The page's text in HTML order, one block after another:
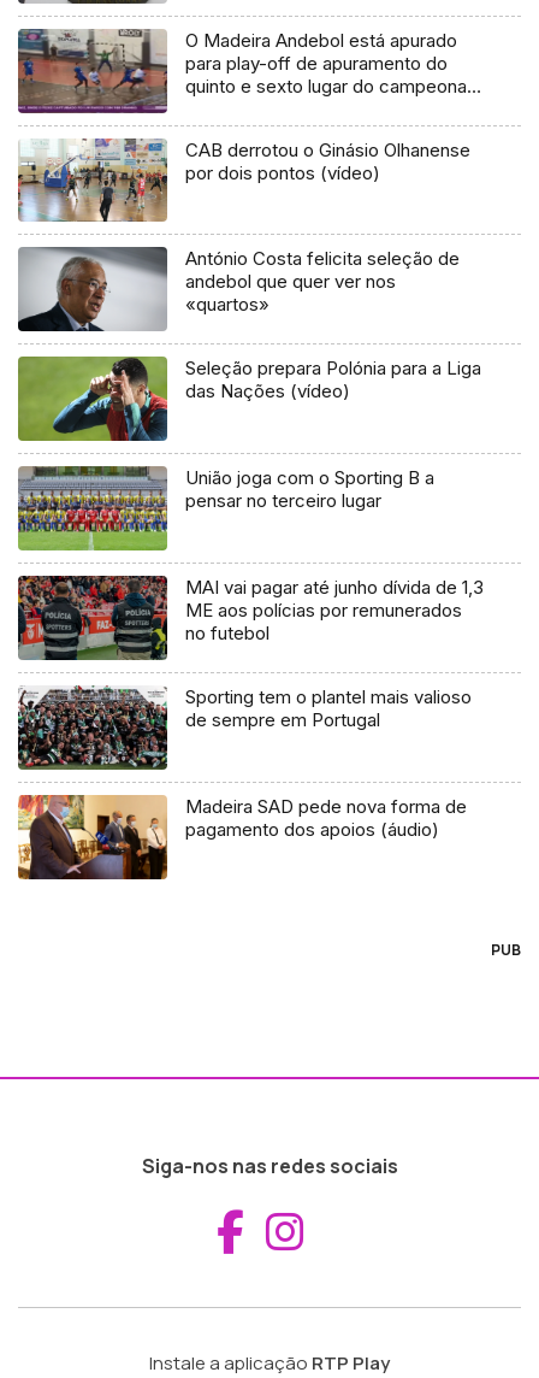
O Madeira Andebol está apurado
para play-off de apuramento do
quinto e sexto lugar do campeonato
CAB derrotou o Ginásio Olhanense
por dois pontos (vídeo)
António Costa felicita seleção de
andebol que quer ver nos
«quartos»
Seleção prepara Polónia para a Liga
das Nações (vídeo)
União joga com o Sporting B a
pensar no terceiro lugar
MAI vai pagar até junho dívida de 1,3
ME aos polícias por remunerados
no futebol
Sporting tem o plantel mais valioso
de sempre em Portugal
Madeira SAD pede nova forma de
pagamento dos apoios (áudio)
PUB
Siga-nos nas redes sociais
Aceder ao
Instale a aplicação RTP Play